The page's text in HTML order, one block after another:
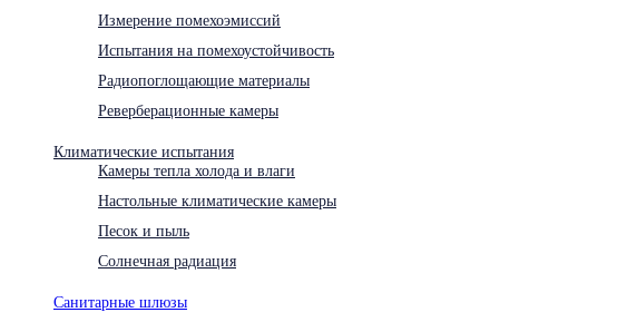
Измерение помехоэмиссий
Испытания на помехоустойчивость
Радиопоглощающие материалы
Реверберационные камеры
Климатические испытания
Камеры тепла холода и влаги
Настольные климатические камеры
Песок и пыль
Солнечная радиация
Санитарные шлюзы